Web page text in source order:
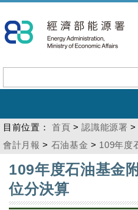
到
主
內
容
目前位置： 首頁 >認識能源署 >
會計月報 > 石油基金 > 109年度
109年度石油基金
位分決算